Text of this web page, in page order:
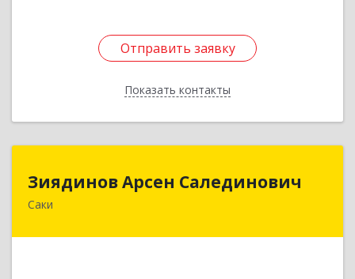
Отправить заявку
Показать контакты
Отправить заявку
Назад
Зиядинов Арсен Салединович
Саки